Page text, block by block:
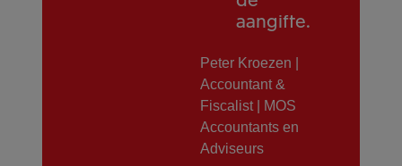
aangifte.
Peter Kroezen |
Accountant &
Fiscalist | MOS
Accountants en
Adviseurs